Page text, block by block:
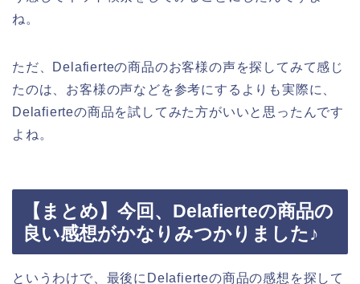
ね。
ただ、Delafierteの商品のお客様の声を探してみて感じ
たのは、お客様の声などを参考にするよりも実際に、
Delafierteの商品を試してみた方がいいと思ったんです
よね。
【まとめ】今回、Delafierteの商品の
良い感想がかなりみつかりました♪
というわけで、最後にDelafierteの商品の感想を探して